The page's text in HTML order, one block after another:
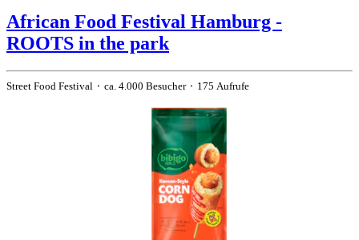
African Food Festival Hamburg -
ROOTS in the park
Street Food Festival ⬝ ca. 4.000 Besucher ⬝ 175 Aufrufe